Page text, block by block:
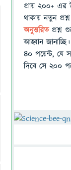
প্রায় ২০০+
থাকায় নতুন
অনুত্তরিত প্রশ্ন
আহ্বান
৪০ পয়েন্ট, যে
দিবে সে ২০০